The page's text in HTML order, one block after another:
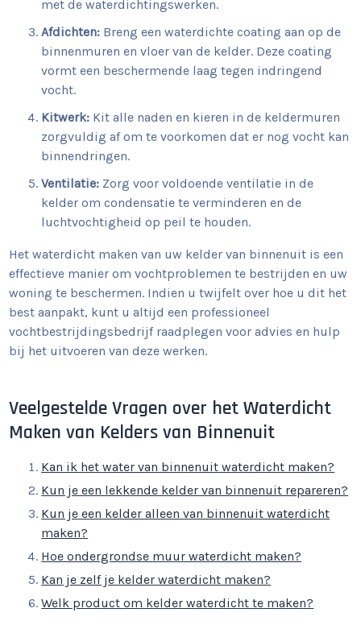
met de waterdichtingswerken.
Afdichten: Breng een waterdichte coating aan op de
binnenmuren en vloer van de kelder. Deze coating
vormt een beschermende laag tegen indringend
vocht.
Kitwerk: Kit alle naden en kieren in de keldermuren
zorgvuldig af om te voorkomen dat er nog vocht kan
binnendringen.
Ventilatie: Zorg voor voldoende ventilatie in de
kelder om condensatie te verminderen en de
luchtvochtigheid op peil te houden.
Het waterdicht maken van uw kelder van binnenuit is een
effectieve manier om vochtproblemen te bestrijden en uw
woning te beschermen. Indien u twijfelt over hoe u dit het
best aanpakt, kunt u altijd een professioneel
vochtbestrijdingsbedrijf raadplegen voor advies en hulp
bij het uitvoeren van deze werken.
Veelgestelde Vragen over het Waterdicht
Maken van Kelders van Binnenuit
Kan ik het water van binnenuit waterdicht maken?
Kun je een lekkende kelder van binnenuit repareren?
Kun je een kelder alleen van binnenuit waterdicht
maken?
Hoe ondergrondse muur waterdicht maken?
Kan je zelf je kelder waterdicht maken?
Welk product om kelder waterdicht te maken?